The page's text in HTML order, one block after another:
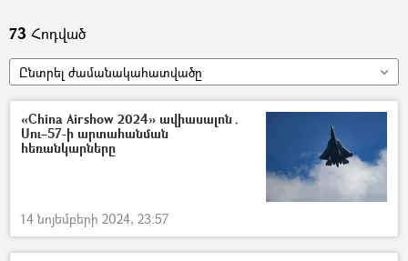
73 Հոդված
Ընտրել ժամանակահատվածը
«China Airshow 2024» ավիասալոն․
Սու–57-ի արտահանման
հեռանկարները
14 նոյեմբերի 2024, 23:57